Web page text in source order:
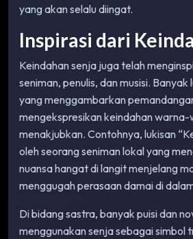
yang akan selalu diingat.
Inspirasi dari
Keindahan senja juga telah
seniman, penulis, dan musisi.
yang menggambarkan
mengekspresikan keindahan
menakjubkan. Contohnya, lukisan
oleh seorang seniman lokal yang
nuansa hangat di langit menjelang
menggugah perasaan damai di
Di bidang sastra, banyak puisi dan
menggunakan senja sebagai simbol